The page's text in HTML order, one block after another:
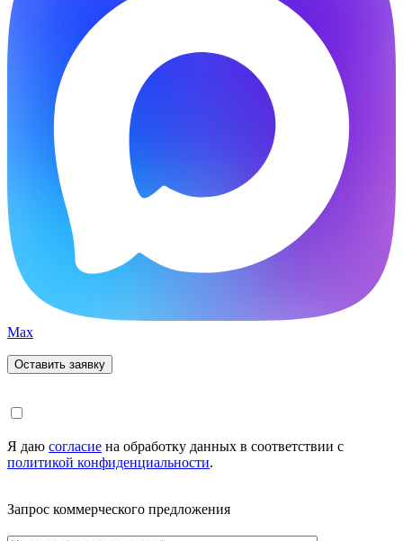
Max
Я даю согласие на обработку данных в соответствии с
политикой конфиденциальности.
Запрос коммерческого предложения